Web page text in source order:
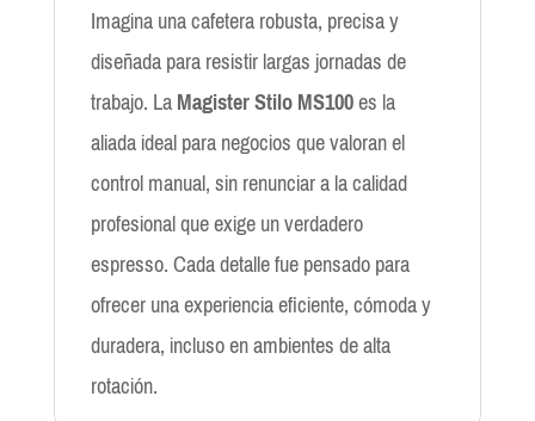
Imagina una cafetera robusta, precisa y
diseñada para resistir largas jornadas de
trabajo. LaMagister Stilo MS100es la
aliada ideal para negocios que valoran el
control manual, sin renunciar a la calidad
profesional que exige un verdadero
espresso. Cada detalle fue pensado para
ofrecer una experiencia eficiente, cómoda y
duradera, incluso en ambientes de alta
rotación.